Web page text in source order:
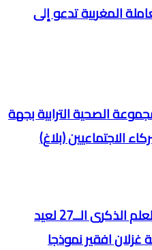
المغربية تدعو إلى
الصحية الترابية بجهة
الاجتماعيين (بلاغ)
رصد إنساني في مراسم تحية العلم الذكرى الــ27 لعيد
غزلان افقير نموذجا